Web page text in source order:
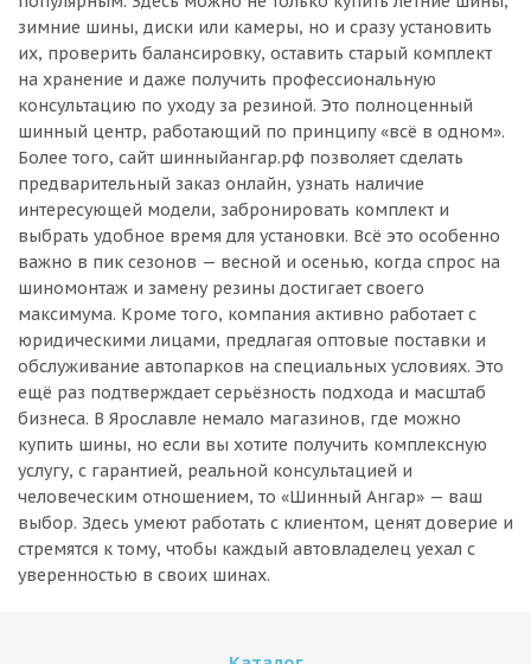
зимние шины, диски или камеры, но и сразу установить
их, проверить балансировку, оставить старый комплект
на хранение и даже получить профессиональную
консультацию по уходу за резиной. Это полноценный
шинный центр, работающий по принципу «всё в одном».
Более того, сайт шинныйангар.рф позволяет сделать
предварительный заказ онлайн, узнать наличие
интересующей модели, забронировать комплект и
выбрать удобное время для установки. Всё это особенно
важно в пик сезонов — весной и осенью, когда спрос на
шиномонтаж и замену резины достигает своего
максимума. Кроме того, компания активно работает с
юридическими лицами, предлагая оптовые поставки и
обслуживание автопарков на специальных условиях. Это
ещё раз подтверждает серьёзность подхода и масштаб
бизнеса. В Ярославле немало магазинов, где можно
купить шины, но если вы хотите получить комплексную
услугу, с гарантией, реальной консультацией и
человеческим отношением, то «Шинный Ангар» — ваш
выбор. Здесь умеют работать с клиентом, ценят доверие и
стремятся к тому, чтобы каждый автовладелец уехал с
уверенностью в своих шинах.